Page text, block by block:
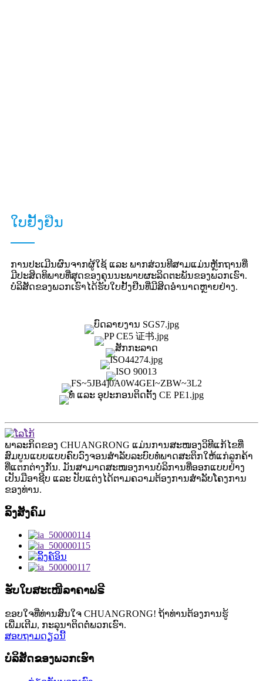
ໃບຢັ້ງຢືນ
ການປະເມີນຜົນຈາກຜູ້ໃຊ້ ແລະ ພາກສ່ວນທີສາມແມ່ນຫຼັກຖານທີ່
ມີປະສິດທິພາບທີ່ສຸດຂອງຄຸນນະພາບຜະລິດຕະພັນຂອງພວກເຮົາ.
ບໍລິສັດຂອງພວກເຮົາໄດ້ຮັບໃບຢັ້ງຢືນທີ່ມີສິດອຳນາດຫຼາຍຢ່າງ.
ພາລະກິດຂອງ CHUANGRONG ແມ່ນການສະໜອງວິທີແກ້ໄຂທີ່
ສົມບູນແບບແບບຄົບວົງຈອນສຳລັບລະບົບທໍ່ພາດສະຕິກໃຫ້ແກ່ລູກຄ້າ
ທີ່ແຕກຕ່າງກັນ. ມັນສາມາດສະໜອງການບໍລິການທີ່ອອກແບບຢ່າງ
ເປັນມືອາຊີບ ແລະ ປັບແຕ່ງໄດ້ຕາມຄວາມຕ້ອງການສຳລັບໂຄງການ
ຂອງທ່ານ.
ລິ້ງສັງຄົມ
ຮັບໃບສະເໜີລາຄາຟຣີ
ຂອບໃຈທີ່ທ່ານສົນໃຈ CHUANGRONG! ຖ້າທ່ານຕ້ອງການຮູ້
ເພີ່ມເຕີມ, ກະລຸນາຕິດຕໍ່ພວກເຮົາ.
ສອບຖາມດຽວນີ້
ບໍລິສັດຂອງພວກເຮົາ